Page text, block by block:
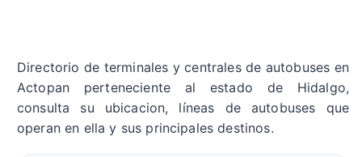
Directorio de terminales y centrales de autobuses en
Actopan perteneciente al estado de Hidalgo,
consulta su ubicacion, líneas de autobuses que
operan en ella y sus principales destinos.